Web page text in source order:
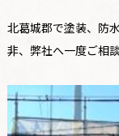
北葛城郡で塗装、防
非、弊社へ一度ご相